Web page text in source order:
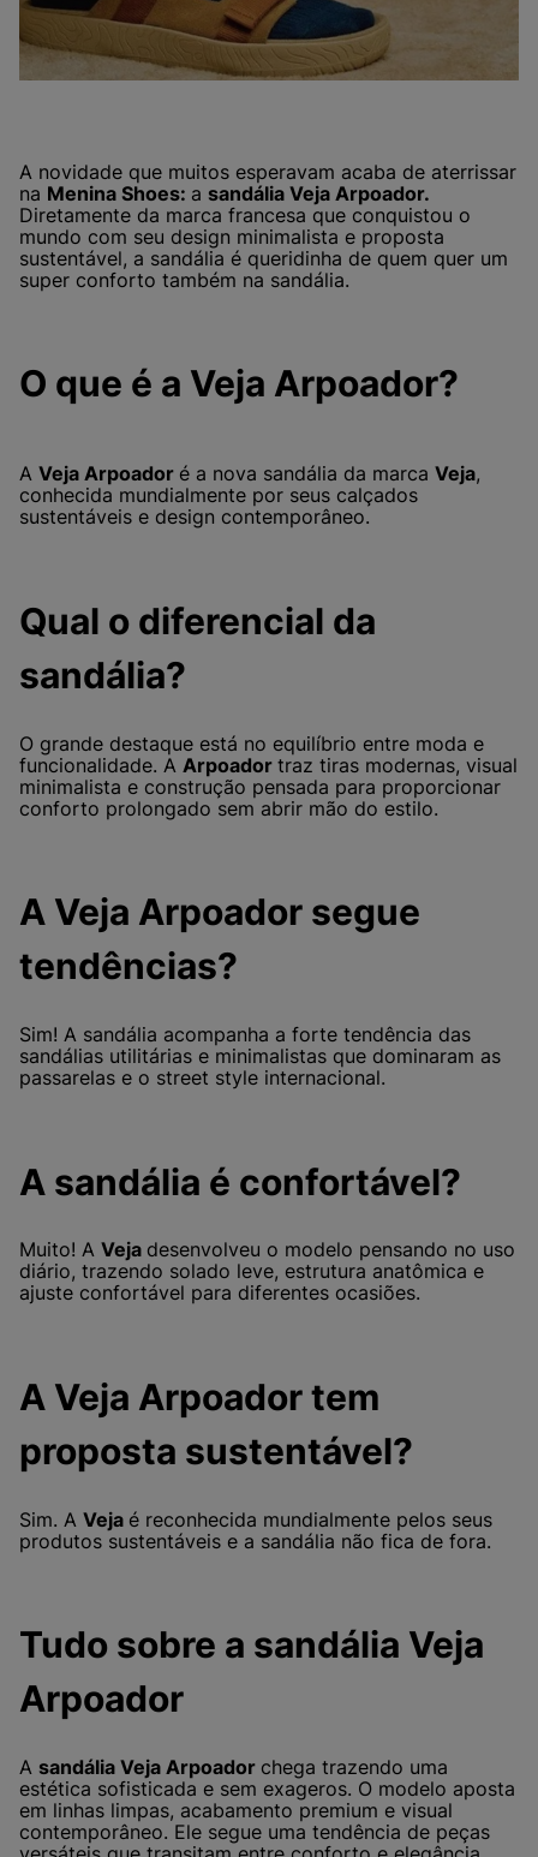
A novidade que muitos esperavam acaba de aterrissar
na Menina Shoes: a sandália Veja Arpoador.
Diretamente da marca francesa que conquistou o
mundo com seu design minimalista e proposta
sustentável, a sandália é queridinha de quem quer um
super conforto também na sandália.
O que é a Veja Arpoador?
A Veja Arpoador é a nova sandália da marca Veja,
conhecida mundialmente por seus calçados
sustentáveis e design contemporâneo.
Qual o diferencial da
sandália?
O grande destaque está no equilíbrio entre moda e
funcionalidade. A Arpoador traz tiras modernas, visual
minimalista e construção pensada para proporcionar
conforto prolongado sem abrir mão do estilo.
A Veja Arpoador segue
tendências?
Sim! A sandália acompanha a forte tendência das
sandálias utilitárias e minimalistas que dominaram as
passarelas e o street style internacional.
A sandália é confortável?
Muito! A Veja desenvolveu o modelo pensando no uso
diário, trazendo solado leve, estrutura anatômica e
ajuste confortável para diferentes ocasiões.
A Veja Arpoador tem
proposta sustentável?
Sim. A Veja é reconhecida mundialmente pelos seus
produtos sustentáveis e a sandália não fica de fora.
Tudo sobre a sandália Veja
Arpoador
A sandália Veja Arpoador chega trazendo uma
estética sofisticada e sem exageros. O modelo aposta
em linhas limpas, acabamento premium e visual
contemporâneo. Ele segue uma tendência de peças